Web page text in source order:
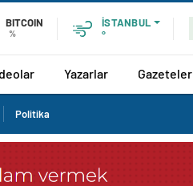
BITCOIN
%
İSTANBUL
°
Yazarlar Gazeteler
Politika